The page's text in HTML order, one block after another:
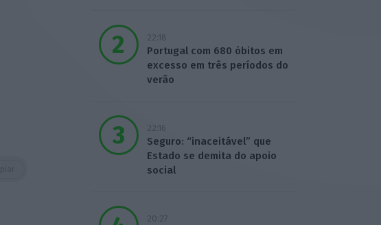
22:18
Portugal com 680 óbitos em
excesso em três períodos do
verão
22:16
Seguro: “inaceitável” que
Estado se demita do apoio
social
20:27